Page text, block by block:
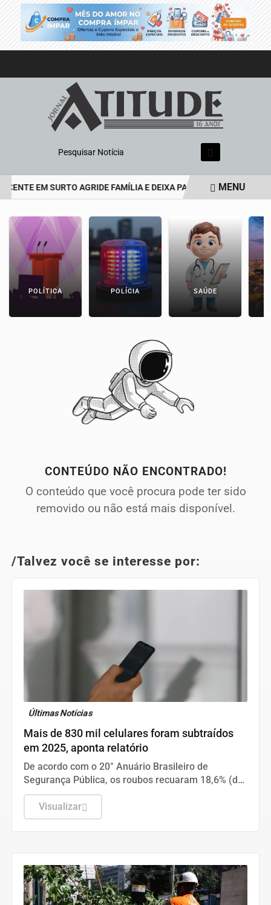
Pesquisar Notícia
EM SURTO AGRIDE FAMÍLIA E DEIXA PAI DE 69 ANOS EM
MENU
POLÍTICA POLÍCIA SAÚDE
CONTEÚDO NÃO ENCONTRADO!
O conteúdo que você procura pode ter sido
removido ou não está mais disponível.
/Talvez você se interesse por:
Últimas Notícias
Mais de 830 mil celulares foram subtraídos
em 2025, aponta relatório
De acordo com o 20° Anuário Brasileiro de
Segurança Pública, os roubos recuaram 18,6% (de
377.787 para 308.723), enquanto os furtos
cresceram 0,9% (de 477.326 para 483.561).
Visualizar